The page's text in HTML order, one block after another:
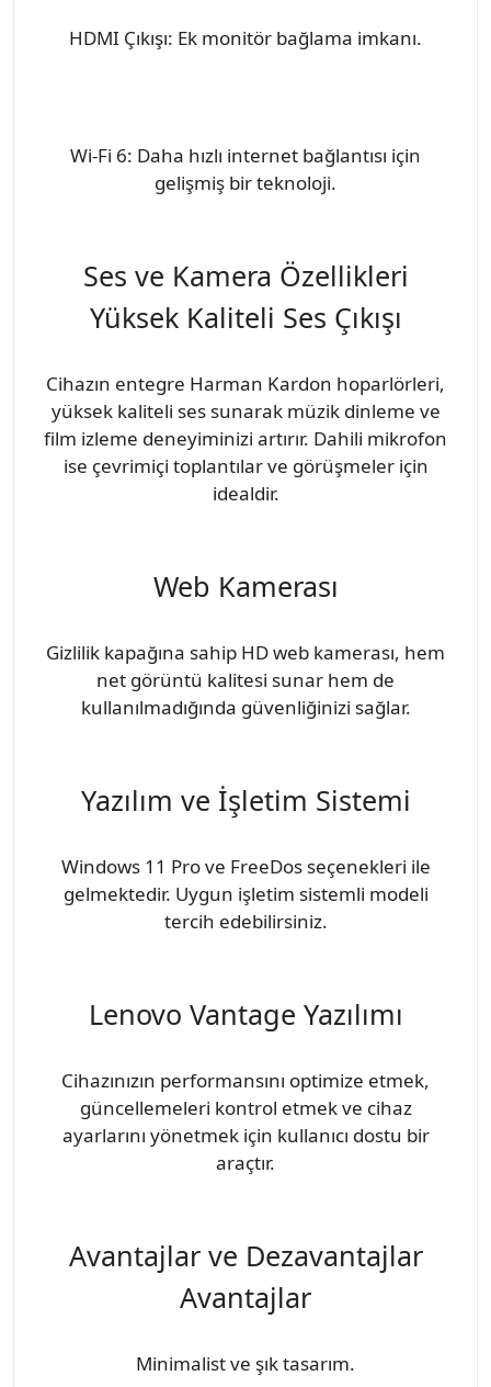
HDMI Çıkışı: Ek monitör bağlama imkanı.
Wi-Fi 6: Daha hızlı internet bağlantısı için
gelişmiş bir teknoloji.
Ses ve Kamera Özellikleri
Yüksek Kaliteli Ses Çıkışı
Cihazın entegre Harman Kardon hoparlörleri,
yüksek kaliteli ses sunarak müzik dinleme ve
film izleme deneyiminizi artırır. Dahili mikrofon
ise çevrimiçi toplantılar ve görüşmeler için
idealdir.
Web Kamerası
Gizlilik kapağına sahip HD web kamerası, hem
net görüntü kalitesi sunar hem de
kullanılmadığında güvenliğinizi sağlar.
Yazılım ve İşletim Sistemi
Windows 11 Pro ve FreeDos seçenekleri ile
gelmektedir. Uygun işletim sistemli modeli
tercih edebilirsiniz.
Lenovo Vantage Yazılımı
Cihazınızın performansını optimize etmek,
güncellemeleri kontrol etmek ve cihaz
ayarlarını yönetmek için kullanıcı dostu bir
araçtır.
Avantajlar ve Dezavantajlar
Avantajlar
Minimalist ve şık tasarım.